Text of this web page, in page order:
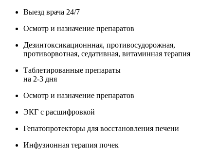
Выезд врача 24/7
Осмотр и назначение препаратов
Дезинтоксикационнная, противосудорожная,
противорвотная, седативная, витаминная терапия
Таблетированные препараты
на 2-3 дня
Осмотр и назначение препаратов
ЭКГ с расшифровкой
Гепатопротекторы для восстановления печени
Инфузионная терапия почек